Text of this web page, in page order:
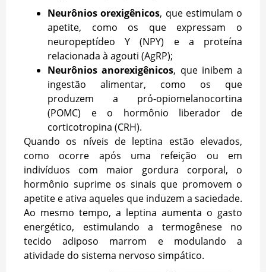
Neurônios orexigênicos, que estimulam o
apetite, como os que expressam o
neuropeptídeo Y (NPY) e a proteína
relacionada à agouti (AgRP);
Neurônios anorexigênicos, que inibem a
ingestão alimentar, como os que
produzem a pró-opiomelanocortina
(POMC) e o hormônio liberador de
corticotropina (CRH).
Quando os níveis de leptina estão elevados,
como ocorre após uma refeição ou em
indivíduos com maior gordura corporal, o
hormônio suprime os sinais que promovem o
apetite e ativa aqueles que induzem a saciedade.
Ao mesmo tempo, a leptina aumenta o gasto
energético, estimulando a termogênese no
tecido adiposo marrom e modulando a
atividade do sistema nervoso simpático.